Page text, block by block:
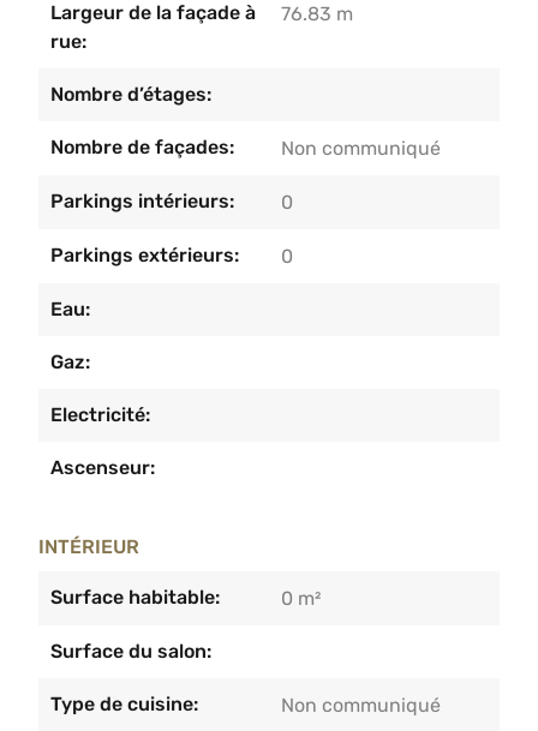
Largeur de la façade à
rue:
76.83 m
Nombre d’étages:
Nombre de façades: Non communiqué
Parkings intérieurs: 0
Parkings extérieurs: 0
Eau:
Gaz:
Electricité:
Ascenseur:
INTÉRIEUR
Surface habitable: 0 m²
Surface du salon:
Type de cuisine: Non communiqué